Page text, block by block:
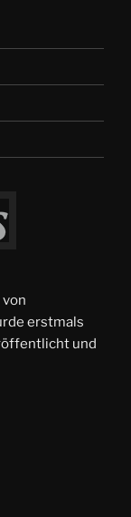
erstmals
und